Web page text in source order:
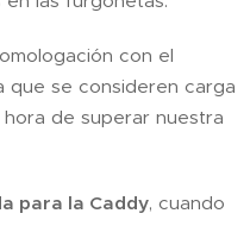
con el
que se consideren carga
de superar nuestra
para la Caddy, cuando